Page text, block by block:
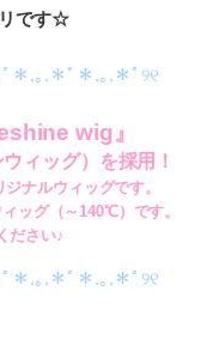
です☆
＊.｡.＊ﾟ＊.｡.＊ﾟ୨୧
wig』
ィッグ）を採用！
ナルウィッグです。
ッグ（～140℃）です。
ださい♪
＊.｡.＊ﾟ＊.｡.＊ﾟ୨୧